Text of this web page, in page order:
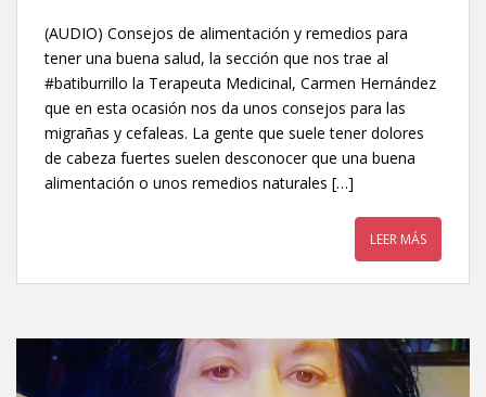
(AUDIO) Consejos de alimentación y remedios para
tener una buena salud, la sección que nos trae al
#batiburrillo la Terapeuta Medicinal, Carmen Hernández
que en esta ocasión nos da unos consejos para las
migrañas y cefaleas. La gente que suele tener dolores
de cabeza fuertes suelen desconocer que una buena
alimentación o unos remedios naturales […]
LEER MÁS